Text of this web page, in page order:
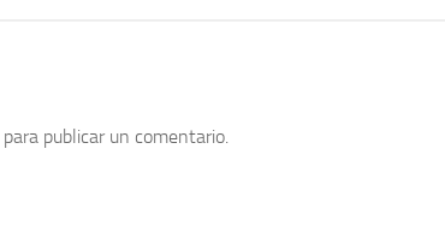
para publicar un comentario.